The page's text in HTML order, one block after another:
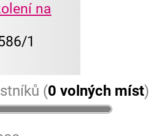
na
1
(0 volných míst)